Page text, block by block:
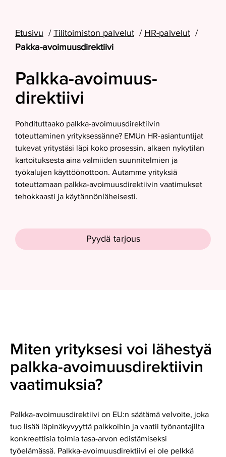
Etusivu Tilitoimiston palvelut
HR-palvelut
Pakka-avoimuusdirektiivi
Palkka-avoimuus­
direktiivi
Pohdituttaako palkka-avoimuusdirektiivin
toteuttaminen yrityksessänne? EMUn HR-asiantuntijat
tukevat yritystäsi läpi koko prosessin, alkaen nykytilan
kartoituksesta aina valmiiden suunnitelmien ja
työkalujen käyttöönottoon. Autamme yrityksiä
toteuttamaan palkka-avoimuusdirektiivin vaatimukset
tehokkaasti ja käytännönläheisesti.
Pyydä tarjous
Miten yrityksesi voi lähestyä
palkka-avoimuusdirektiivin
vaatimuksia?
Palkka-avoimuusdirektiivi on EU:n säätämä velvoite, joka
tuo lisää läpinäkyvyyttä palkkoihin ja vaatii työnantajilta
konkreettisia toimia tasa-arvon edistämiseksi
työelämässä. Palkka-avoimuusdirektiivi ei ole pelkkä